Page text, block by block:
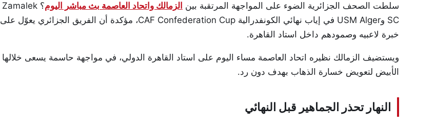
سلطت الصحف الجزائرية الضوء على المواجهة المرتقبة بين الزمالك واتحاد العاصمة بث مباشر اليوم؟ Zamalek
SC وUSM Alger في إياب نهائي الكونفدرالية CAF Confederation Cup، مؤكدة أن الفريق الجزائري يعوّل على
خبرة لاعبيه وصمودهم داخل استاد القاهرة.
ويستضيف الزمالك نظيره اتحاد العاصمة مساء اليوم على استاد القاهرة الدولي، في مواجهة حاسمة يسعى خلالها
الأبيض لتعويض خسارة الذهاب بهدف دون رد.
النهار تحذر الجماهير قبل النهائي